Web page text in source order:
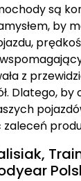
są
by
z
Dlatego, by